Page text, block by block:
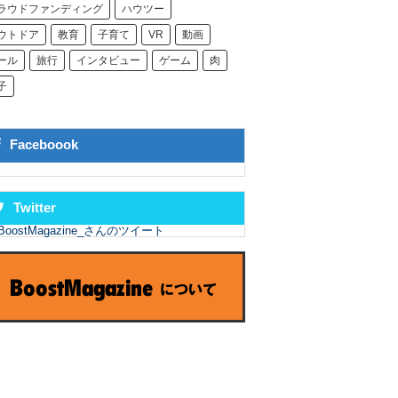
ウドファンディング ハウツー
トドア 教育 子育て VR 動画
ル 旅行 インタビュー ゲーム 肉
Faceboook
Twitter
さんのツイート